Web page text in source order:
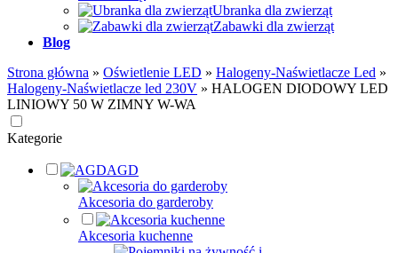
Ubranka dla zwierząt
Zabawki dla zwierząt
Blog
Strona główna » Oświetlenie LED » Halogeny-Naświetlacze Led »
Halogeny-Naświetlacze led 230V » HALOGEN DIODOWY LED
LINIOWY 50 W ZIMNY W-WA
Kategorie
AGD
Akcesoria do garderoby
Akcesoria kuchenne